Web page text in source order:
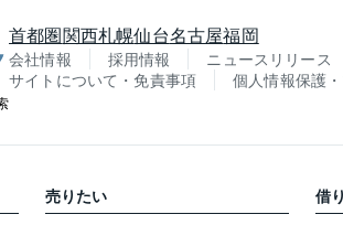
首都圏関西札幌仙台名古屋福岡
会社情報 採用情報 ニュースリリース
サイトについて・免責事項
個人情報保護
売りたい 借